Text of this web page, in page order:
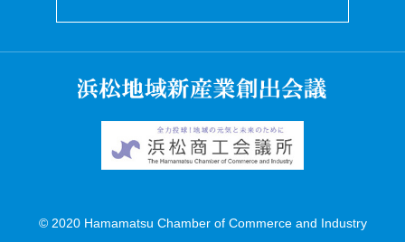
© 2020 Hamamatsu Chamber of Commerce and Industry